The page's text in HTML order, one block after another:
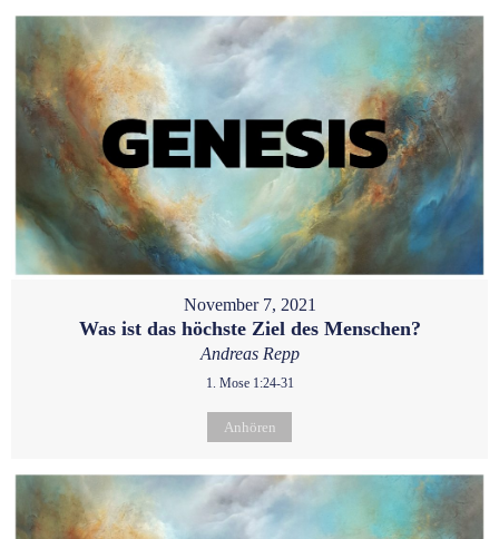
November 7, 2021
Was ist das höchste Ziel des Menschen?
Andreas Repp
1. Mose 1:24-31
Anhören